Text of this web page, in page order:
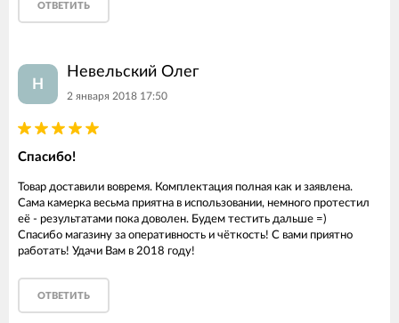
ОТВЕТИТЬ
Н
Невельский Олег
2 января 2018 17:50
Спасибо!
Товар доставили вовремя. Комплектация полная как и заявлена.
Сама камерка весьма приятна в использовании, немного протестил
её - результатами пока доволен. Будем тестить дальше =)
Спасибо магазину за оперативность и чёткость! С вами приятно
работать! Удачи Вам в 2018 году!
ОТВЕТИТЬ